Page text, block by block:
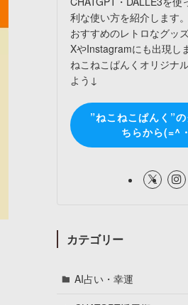
利な使い方を紹介します。
おすすめのレトロなグッズ
XやInstagramにも出現しま
ねこねこぱんくオリジナ
よう↓
”ねこねこぱんく”
ちらから(=^
カテゴリー
AI占い・幸運